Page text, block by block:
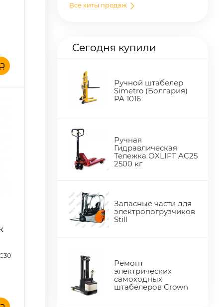
Все хиты продаж
Сегодня купили
Ручной штабелер
Simetro (Болгария)
PA 1016
Ручная
Гидравлическая
Тележка OXLIFT AC25
2500 кг
Запасные части для
электропогрузчиков
Still
Ремонт
электрических
самоходных
штабелеров Crown